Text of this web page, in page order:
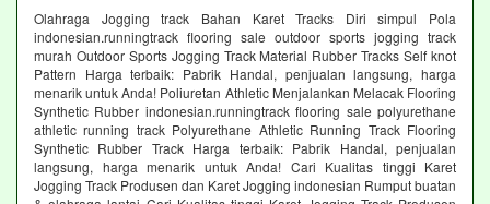
Olahraga Jogging track Bahan Karet Tracks Diri simpul Pola
indonesian.runningtrack flooring sale outdoor sports jogging track
murah Outdoor Sports Jogging Track Material Rubber Tracks Self knot
Pattern Harga terbaik: Pabrik Handal, penjualan langsung, harga
menarik untuk Anda! Poliuretan Athletic Menjalankan Melacak Flooring
Synthetic Rubber indonesian.runningtrack flooring sale polyurethane
athletic running track Polyurethane Athletic Running Track Flooring
Synthetic Rubber Track Harga terbaik: Pabrik Handal, penjualan
langsung, harga menarik untuk Anda! Cari Kualitas tinggi Karet
Jogging Track Produsen dan Karet Jogging indonesian Rumput buatan